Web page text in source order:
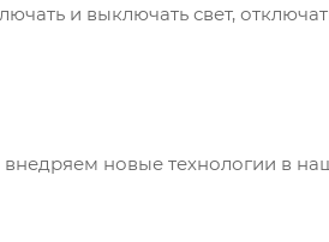
и выключать свет,
новые технологии в